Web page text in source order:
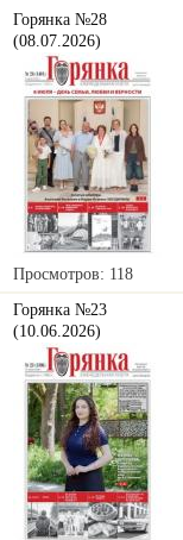
Горянка №28
(08.07.2026)
Просмотров: 118
Горянка №23
(10.06.2026)